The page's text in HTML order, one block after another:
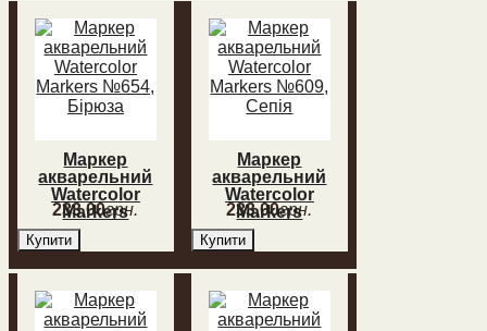
Маркер
акварельний
Watercolor
Markers
№654, Бірюза
233,00грн.
Купити
Маркер
акварельний
Watercolor
Markers
№609, Сепія
233,00грн.
Купити